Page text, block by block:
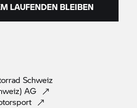
LAUFENDEN BLEIBEN
Schweiz
AG